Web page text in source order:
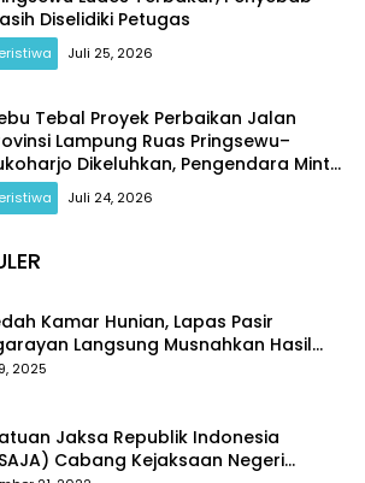
Diselidiki Petugas
Juli 25, 2026
Tebal Proyek Perbaikan Jalan
Lampung Ruas Pringsewu–
Dikeluhkan, Pengendara Minta
Lakukan Penyiraman Rutin
Juli 24, 2026
Kamar Hunian, Lapas Pasir
Langsung Musnahkan Hasil
2025
Jaksa Republik Indonesia
Cabang Kejaksaan Negeri